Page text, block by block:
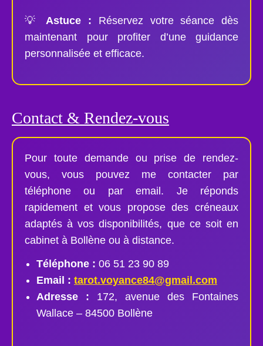
💡 Astuce : Réservez votre séance dès
maintenant pour profiter d’une guidance
personnalisée et efficace.
Contact & Rendez-vous
Pour toute demande ou prise de rendez-
vous, vous pouvez me contacter par
téléphone ou par email. Je réponds
rapidement et vous propose des créneaux
adaptés à vos disponibilités, que ce soit en
cabinet à Bollène ou à distance.
Téléphone : 06 51 23 90 89
Email : tarot.voyance84@gmail.com
Adresse : 172, avenue des Fontaines
Wallace – 84500 Bollène